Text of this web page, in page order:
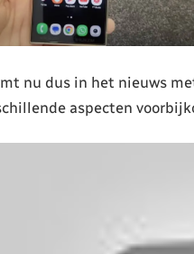
nu dus in het nieuws
aspecten